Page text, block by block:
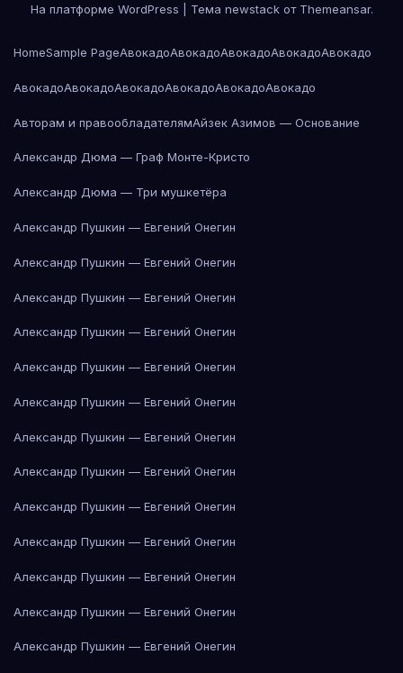
На платформе WordPress Тема newstack от Themeansar.
HomeSample PageАвокадоАвокадоАвокадоАвокадоАвокадо
АвокадоАвокадоАвокадоАвокадоАвокадоАвокадо
Авторам и правообладателямАйзек Азимов — Основание
Александр Дюма — Граф Монте-Кристо
Александр Дюма — Три мушкетёра
Александр Пушкин — Евгений Онегин
Александр Пушкин — Евгений Онегин
Александр Пушкин — Евгений Онегин
Александр Пушкин — Евгений Онегин
Александр Пушкин — Евгений Онегин
Александр Пушкин — Евгений Онегин
Александр Пушкин — Евгений Онегин
Александр Пушкин — Евгений Онегин
Александр Пушкин — Евгений Онегин
Александр Пушкин — Евгений Онегин
Александр Пушкин — Евгений Онегин
Александр Пушкин — Евгений Онегин
Александр Пушкин — Евгений Онегин